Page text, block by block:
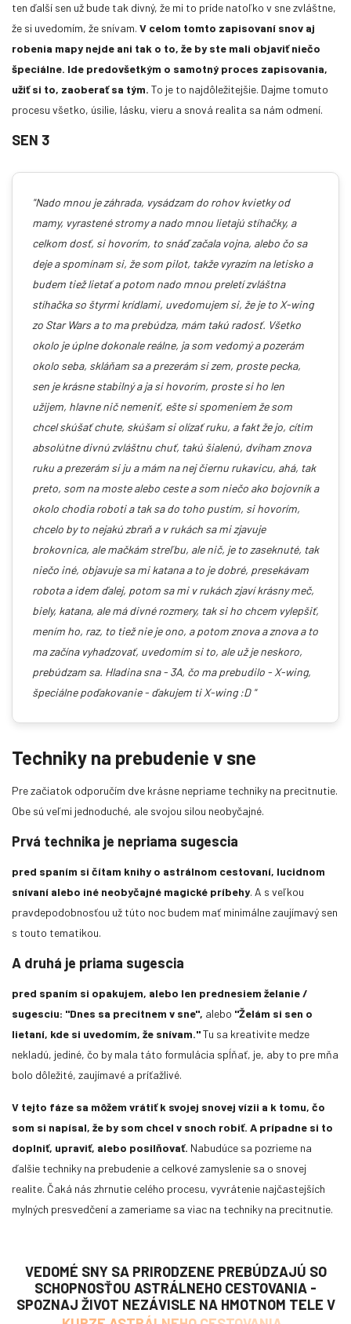
ten ďalší sen už bude tak divný, že mi to príde natoľko v sne zvláštne,
že si uvedomím, že snívam. V celom tomto zapisovaní snov aj
robenia mapy nejde ani tak o to, že by ste mali objaviť niečo
špeciálne. Ide predovšetkým o samotný proces zapisovania,
užiť si to, zaoberať sa tým. To je to najdôležitejšie. Dajme tomuto
procesu všetko, úsilie, lásku, vieru a snová realita sa nám odmení.
SEN 3
"Nado mnou je záhrada, vysádzam do rohov kvietky od
mamy, vyrastené stromy a nado mnou lietajú stíhačky, a
celkom dosť, si hovorím, to snáď začala vojna, alebo čo sa
deje a spomínam si, že som pilot, takže vyrazím na letisko a
budem tiež lietať a potom nado mnou preletí zvláštna
stíhačka so štyrmi krídlami, uvedomujem si, že je to X-wing
zo Star Wars a to ma prebúdza, mám takú radosť. Všetko
okolo je úplne dokonale reálne, ja som vedomý a pozerám
okolo seba, skláňam sa a prezerám si zem, proste pecka,
sen je krásne stabilný a ja si hovorím, proste si ho len
užijem, hlavne nič nemeniť, ešte si spomeniem že som
chcel skúšať chute, skúšam si olízať ruku, a fakt že jo, cítim
absolútne divnú zvláštnu chuť, takú šialenú, dvíham znova
ruku a prezerám si ju a mám na nej čiernu rukavicu, ahá, tak
preto, som na moste alebo ceste a som niečo ako bojovník a
okolo chodia roboti a tak sa do toho pustím, si hovorím,
chcelo by to nejakú zbraň a v rukách sa mi zjavuje
brokovnica, ale mačkám streľbu, ale nič, je to zaseknuté, tak
niečo iné, objavuje sa mi katana a to je dobré, presekávam
robota a idem ďalej, potom sa mi v rukách zjaví krásny meč,
biely, katana, ale má divné rozmery, tak si ho chcem vylepšiť,
mením ho, raz, to tiež nie je ono, a potom znova a znova a to
ma začína vyhadzovať, uvedomím si to, ale už je neskoro,
prebúdzam sa. Hladina sna - 3A, čo ma prebudilo - X-wing,
špeciálne poďakovanie - ďakujem ti X-wing :D "
Techniky na prebudenie v sne
Pre začiatok odporučím dve krásne nepriame techniky na precitnutie.
Obe sú veľmi jednoduché, ale svojou silou neobyčajné.
Prvá technika je nepriama sugescia
pred spaním si čítam knihy o astrálnom cestovaní, lucidnom
snívaní alebo iné neobyčajné magické príbehy. A s veľkou
pravdepodobnosťou už túto noc budem mať minimálne zaujímavý sen
s touto tematikou.
A druhá je priama sugescia
pred spaním si opakujem, alebo len prednesiem želanie /
sugesciu: "Dnes sa precitnem v sne", alebo "Želám si sen o
lietaní, kde si uvedomím, že snívam."Tu sa kreativite medze
nekladú, jediné, čo by mala táto formulácia spĺňať, je, aby to pre mňa
bolo dôležité, zaujímavé a príťažlivé.
V tejto fáze sa môžem vrátiť k svojej snovej vízii a k tomu, čo
som si napísal, že by som chcel v snoch robiť. A prípadne si to
doplniť, upraviť, alebo posilňovať. Nabudúce sa pozrieme na
ďalšie techniky na prebudenie a celkové zamyslenie sa o snovej
realite. Čaká nás zhrnutie celého procesu, vyvrátenie najčastejších
mylných presvedčení a zameriame sa viac na techniky na precitnutie.
VEDOMÉ SNY SA PRIRODZENE PREBÚDZAJÚ SO
SCHOPNOSŤOU ASTRÁLNEHO CESTOVANIA -
SPOZNAJ ŽIVOT NEZÁVISLE NA HMOTNOM TELE V